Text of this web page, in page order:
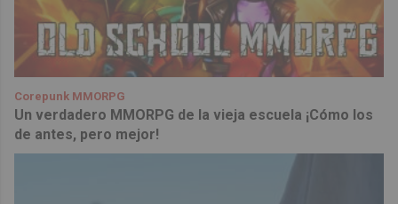
Corepunk MMORPG
Un verdadero MMORPG de la vieja escuela ¡Cómo los
de antes, pero mejor!